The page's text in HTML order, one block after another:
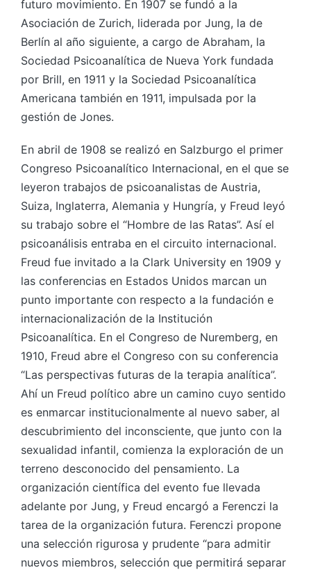
futuro movimiento. En 1907 se fundó a la
Asociación de Zurich, liderada por Jung, la de
Berlín al año siguiente, a cargo de Abraham, la
Sociedad Psicoanalítica de Nueva York fundada
por Brill, en 1911 y la Sociedad Psicoanalítica
Americana también en 1911, impulsada por la
gestión de Jones.
En abril de 1908 se realizó en Salzburgo el primer
Congreso Psicoanalítico Internacional, en el que se
leyeron trabajos de psicoanalistas de Austria,
Suiza, Inglaterra, Alemania y Hungría, y Freud leyó
su trabajo sobre el “Hombre de las Ratas”. Así el
psicoanálisis entraba en el circuito internacional.
Freud fue invitado a la Clark University en 1909 y
las conferencias en Estados Unidos marcan un
punto importante con respecto a la fundación e
internacionalización de la Institución
Psicoanalítica. En el Congreso de Nuremberg, en
1910, Freud abre el Congreso con su conferencia
“Las perspectivas futuras de la terapia analítica”.
Ahí un Freud político abre un camino cuyo sentido
es enmarcar institucionalmente al nuevo saber, al
descubrimiento del inconsciente, que junto con la
sexualidad infantil, comienza la exploración de un
terreno desconocido del pensamiento. La
organización científica del evento fue llevada
adelante por Jung, y Freud encargó a Ferenczi la
tarea de la organización futura. Ferenczi propone
una selección rigurosa y prudente “para admitir
nuevos miembros, selección que permitirá separar